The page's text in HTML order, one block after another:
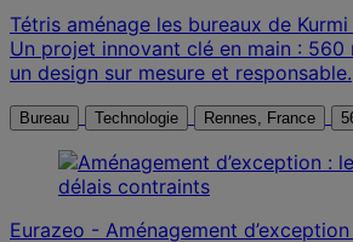
Tétris aménage les bureaux de
Un projet innovant clé en main : 560
un design sur mesure et responsable.
Bureau Technologie Rennes, France
Eurazeo - Aménagement